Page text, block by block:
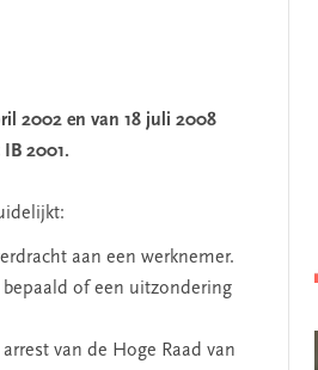
2002 en van 18 juli 2008
2001.
aan een werknemer.
of een uitzondering
van de Hoge Raad van